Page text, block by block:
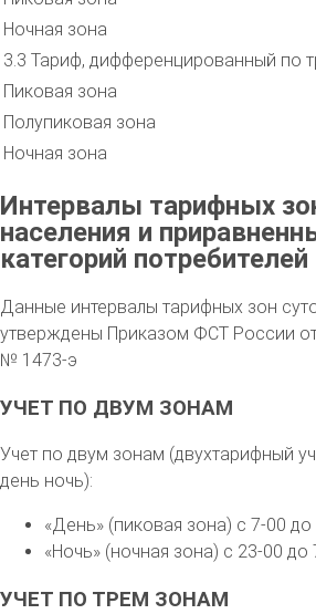
Ночная зона
3.3 Тариф, дифференцированный по
Пиковая зона
Полупиковая зона
Ночная зона
Интервалы тарифных
населения и
категорий потребителей
Данные интервалы тарифных зон
утверждены Приказом ФСТ России
№ 1473-э
УЧЕТ ПО ДВУМ ЗОНАМ
Учет по двум зонам (двухтарифный
день ночь):
«День» (пиковая зона) с 7-00
«Ночь» (ночная зона) с 23-00 до
УЧЕТ ПО ТРЕМ ЗОНАМ